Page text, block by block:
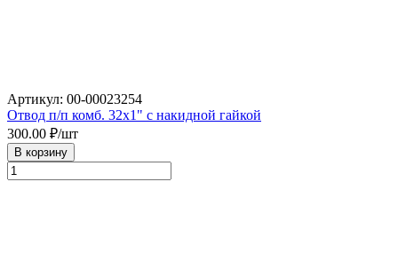
Артикул: 00-00023254
Отвод п/п комб. 32х1" с накидной гайкой
300.00 ₽/шт
В корзину